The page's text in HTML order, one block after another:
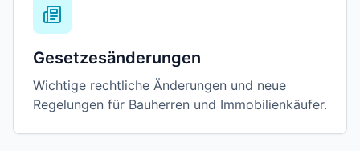
Gesetzesänderungen
Wichtige rechtliche Änderungen und neue
Regelungen für Bauherren und Immobilienkäufer.